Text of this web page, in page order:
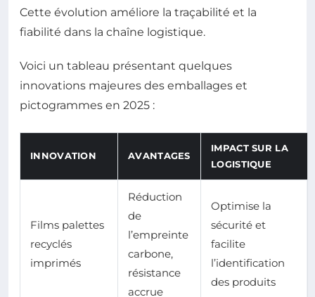
Cette évolution améliore la traçabilité et la
fiabilité dans la chaîne logistique.
Voici un tableau présentant quelques
innovations majeures des emballages et
pictogrammes en 2025 :
INNOVATION AVANTAGES
IMPACT SUR LA
LOGISTIQUE
Films palettes
recyclés
imprimés
Réduction
de
l’empreinte
carbone,
résistance
accrue
Optimise la
sécurité et
facilite
l’identification
des produits